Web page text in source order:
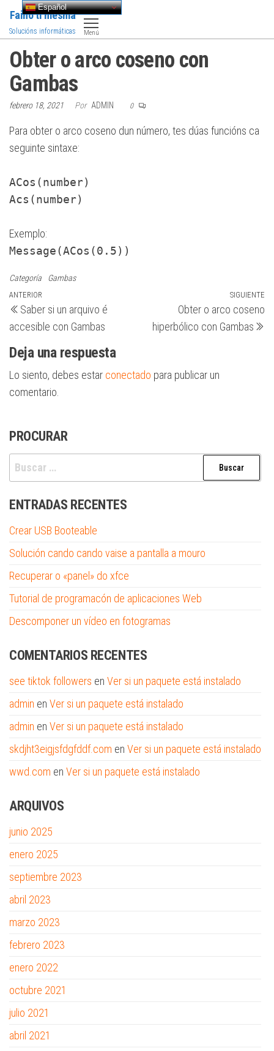
Saltar
contenido
Faino ti mesma
Solucións informáticas Menú
Obter o arco coseno con
Gambas
febrero 18, 2021 Por ADMIN 0
Para obter o arco coseno dun número, tes dúas funcións ca
seguinte sintaxe:
ACos(number)
Acs(number)
Exemplo:
Message(ACos(0.5))
Categoría Gambas
Navegación
de
Entrada
anterior
ANTERIOR
Saber si un arquivo é
accesible con Gambas
SIGUIENTE
Obter o arco coseno
hiperbólico con Gambas
Deja una respuesta
Lo siento, debes estar conectado para publicar un
comentario.
PROCURAR
Buscar:
ENTRADAS RECENTES
Crear USB Booteable
Solución cando cando vaise a pantalla a mouro
Recuperar o «panel» do xfce
Tutorial de programacón de aplicaciones Web
Descomponer un vídeo en fotogramas
COMENTARIOS RECENTES
see tiktok followers en Ver si un paquete está instalado
admin en Ver si un paquete está instalado
admin en Ver si un paquete está instalado
skdjht3eigjsfdgfddf.com en Ver si un paquete está instalado
wwd.com en Ver si un paquete está instalado
ARQUIVOS
junio 2025
enero 2025
septiembre 2023
abril 2023
marzo 2023
febrero 2023
enero 2022
octubre 2021
julio 2021
abril 2021
Español